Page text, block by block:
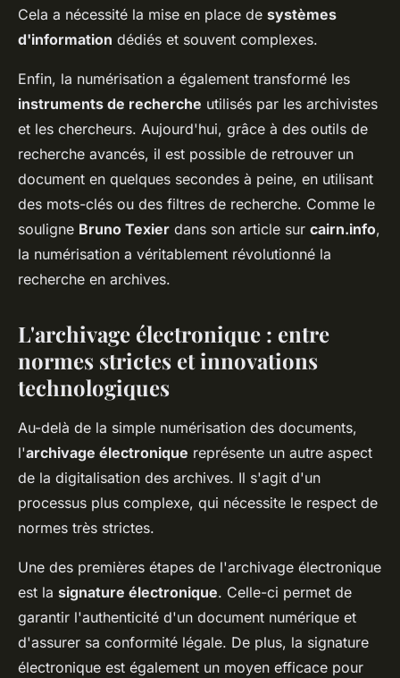
Cela a nécessité la mise en place de systèmes
d'information dédiés et souvent complexes.
Enfin, la numérisation a également transformé les
instruments de recherche utilisés par les archivistes
et les chercheurs. Aujourd'hui, grâce à des outils de
recherche avancés, il est possible de retrouver un
document en quelques secondes à peine, en utilisant
des mots-clés ou des filtres de recherche. Comme le
souligne Bruno Texier dans son article sur cairn.info,
la numérisation a véritablement révolutionné la
recherche en archives.
L'archivage électronique : entre
normes strictes et innovations
technologiques
Au-delà de la simple numérisation des documents,
l'archivage électronique représente un autre aspect
de la digitalisation des archives. Il s'agit d'un
processus plus complexe, qui nécessite le respect de
normes très strictes.
Une des premières étapes de l'archivage électronique
est la signature électronique. Celle-ci permet de
garantir l'authenticité d'un document numérique et
d'assurer sa conformité légale. De plus, la signature
électronique est également un moyen efficace pour